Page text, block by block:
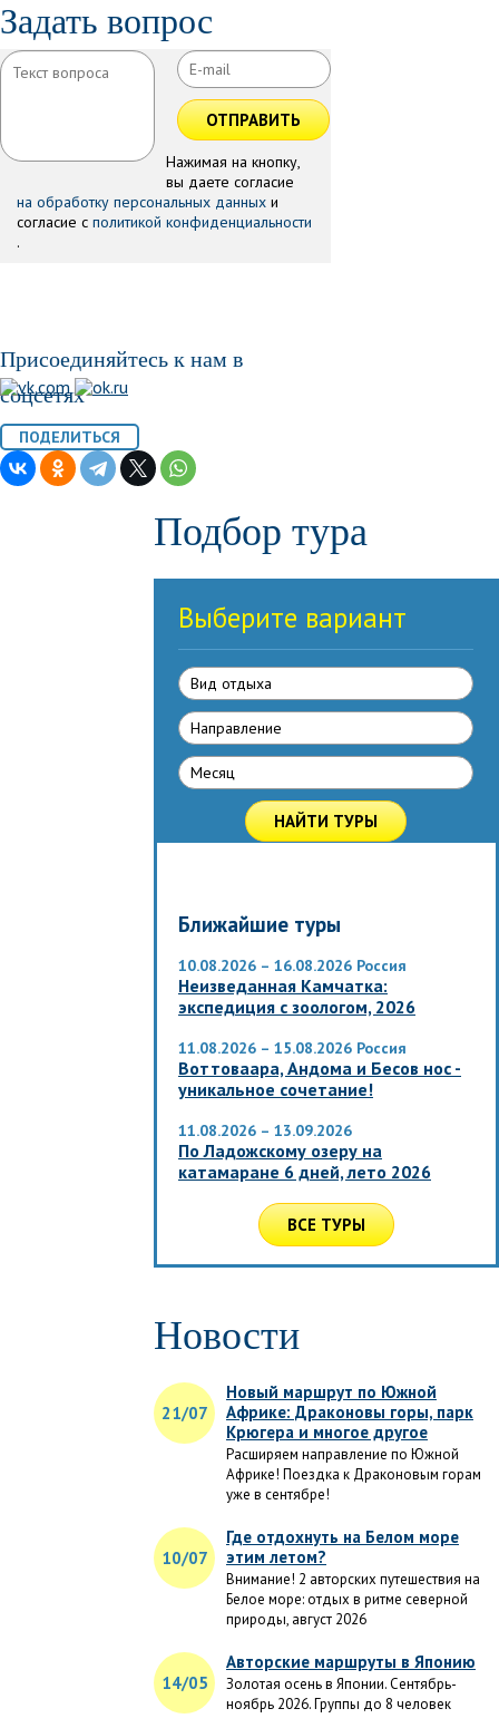
Задать вопрос
ОТПРАВИТЬ
Нажимая на кнопку,
вы даете согласие
на обработку персональных данных и
согласие с политикой конфиденциальности
.
Присоединяйтесь к нам в
соцсетях
Подбор тура
Выберите вариант
Вид отдыха
Направлениe
Месяц
НАЙТИ ТУРЫ
Ближайшие туры
10.08.2026 – 16.08.2026 Россия
Неизведанная Камчатка:
экспедиция с зоологом, 2026
11.08.2026 – 15.08.2026 Россия
Воттоваара, Андома и Бесов нос -
уникальное сочетание!
11.08.2026 – 13.09.2026
По Ладожскому озеру на
катамаране 6 дней, лето 2026
ВСЕ ТУРЫ
Новости
21/07
Новый маршрут по Южной
Африке: Драконовы горы, парк
Крюгера и многое другое
Расширяем направление по Южной
Африке! Поездка к Драконовым горам
уже в сентябре!
10/07
Где отдохнуть на Белом море
этим летом?
Внимание! 2 авторских путешествия на
Белое море: отдых в ритме северной
природы, август 2026
14/05
Авторские маршруты в Японию
Золотая осень в Японии. Сентябрь-
ноябрь 2026. Группы до 8 человек